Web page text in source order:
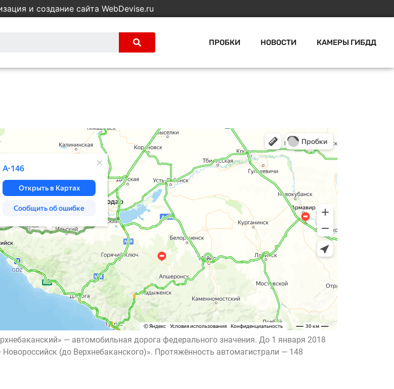
и создание сайта WebDevise.ru
ПРОБКИ НОВОСТИ КАМЕРЫ ГИБДД
— автомобильная дорога федерального значения. До 1 января 2018
(до Верхнебаканского)». Протяжённость автомагистрали — 148